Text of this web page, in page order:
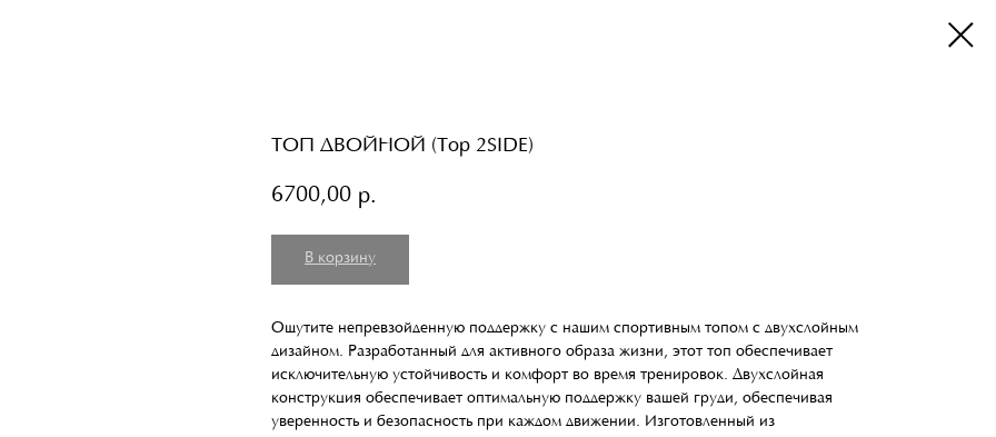
ТОП ДВОЙНОЙ (Top 2SIDE)
6700,00 р.
В корзину
Ощутите непревзойденную поддержку с нашим спортивным топом с двухслойным
дизайном. Разработанный для активного образа жизни, этот топ обеспечивает
исключительную устойчивость и комфорт во время тренировок. Двухслойная
конструкция обеспечивает оптимальную поддержку вашей груди, обеспечивая
уверенность и безопасность при каждом движении. Изготовленный из